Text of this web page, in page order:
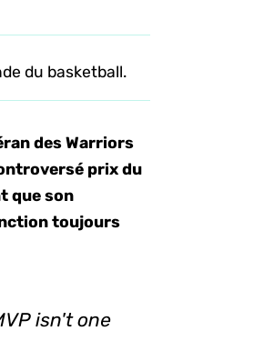
du basketball.
des Warriors
prix du
que son
toujours
isn't one